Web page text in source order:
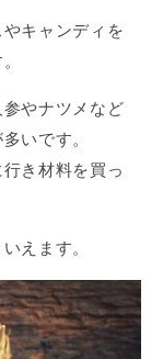
キャンディを
やナツメなど
いです。
き材料を買っ
えます。